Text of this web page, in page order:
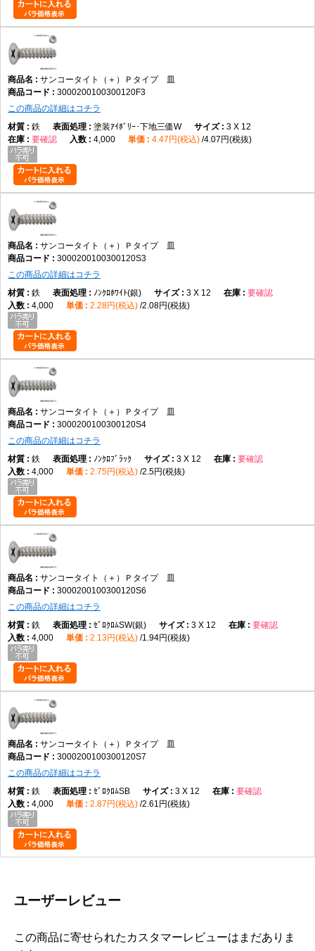
サンコータイト（＋）Ｐタイプ 皿
3000200100300120F3
この商品の詳細はコチラ
鉄
塗装ｱｲﾎﾞﾘｰ･下地三価W
3 X 12
要確認
4,000 4.47円(税込) 4.07円(税抜)
サンコータイト（＋）Ｐタイプ 皿
3000200100300120S3
この商品の詳細はコチラ
鉄
ﾉﾝｸﾛﾎﾜｲﾄ(銀) 3 X 12
要確認
4,000
2.28円(税込) 2.08円(税抜)
サンコータイト（＋）Ｐタイプ 皿
3000200100300120S4
この商品の詳細はコチラ
鉄
ﾉﾝｸﾛﾌﾞﾗｯｸ 3 X 12
要確認
4,000
2.75円(税込) 2.5円(税抜)
サンコータイト（＋）Ｐタイプ 皿
3000200100300120S6
この商品の詳細はコチラ
鉄
ｾﾞﾛｸﾛﾑSW(銀) 3 X 12
要確認
4,000
2.13円(税込) 1.94円(税抜)
サンコータイト（＋）Ｐタイプ 皿
3000200100300120S7
この商品の詳細はコチラ
鉄
ｾﾞﾛｸﾛﾑSB 3 X 12
要確認
4,000
2.87円(税込) 2.61円(税抜)
ユーザーレビュー
この商品に寄せられたカスタマーレビューはまだありま